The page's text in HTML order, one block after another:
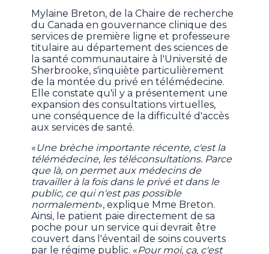
Mylaine Breton, de la Chaire de recherche
du Canada en gouvernance clinique des
services de première ligne et professeure
titulaire au département des sciences de
la santé communautaire à l'Université de
Sherbrooke, s'inquiète particulièrement
de la montée du privé en télémédecine.
Elle constate qu'il y a présentement une
expansion des consultations virtuelles,
une conséquence de la difficulté d'accès
aux services de santé.
«Une brèche importante récente, c'est la
télémédecine, les téléconsultations. Parce
que là, on permet aux médecins de
travailler à la fois dans le privé et dans le
public, ce qui n'est pas possible
normalement», explique Mme Breton.
Ainsi, le patient paie directement de sa
poche pour un service qui devrait être
couvert dans l'éventail de soins couverts
par le régime public. «Pour moi, ça, c'est